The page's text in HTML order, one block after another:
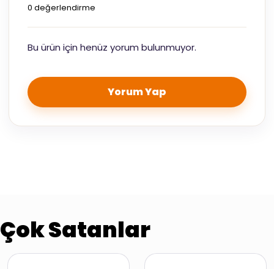
0 değerlendirme
Bu ürün için henüz yorum bulunmuyor.
Yorum Yap
Çok Satanlar